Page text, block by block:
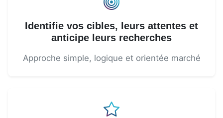
Identifie vos cibles, leurs attentes et
anticipe leurs recherches
Approche simple, logique et orientée marché